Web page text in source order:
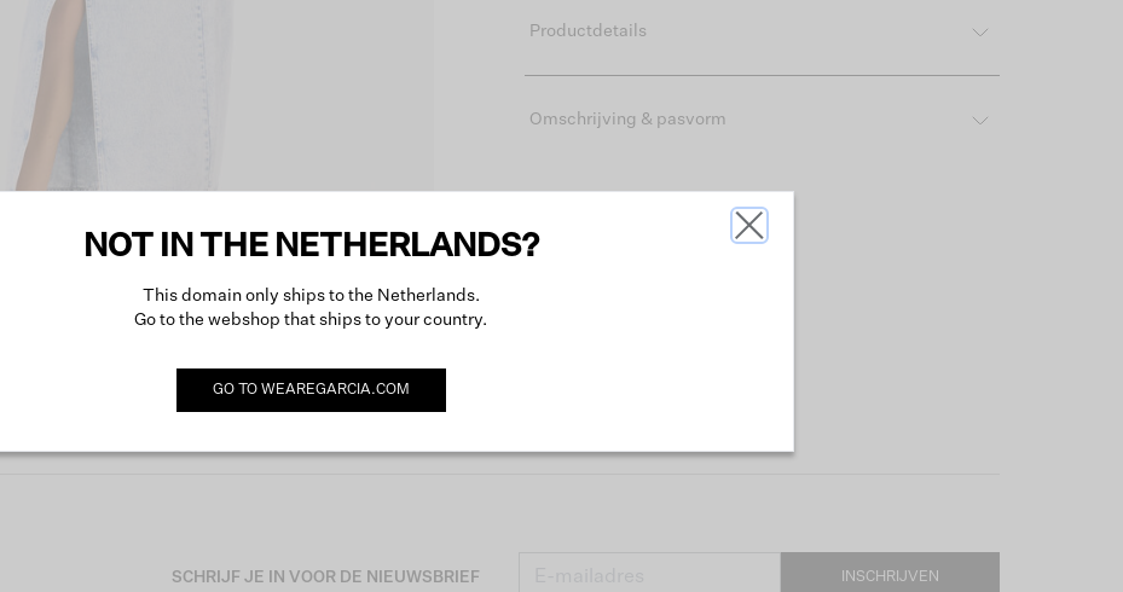
Productdetails
Omschrijving & pasvorm
SCHRIJF JE IN VOOR DE NIEUWSBRIEF INSCHRIJVEN
NOT IN THE NETHERLANDS?
This domain only ships to the Netherlands.
Go to the webshop that ships to your country.
GO TO WEAREGARCIA.COM